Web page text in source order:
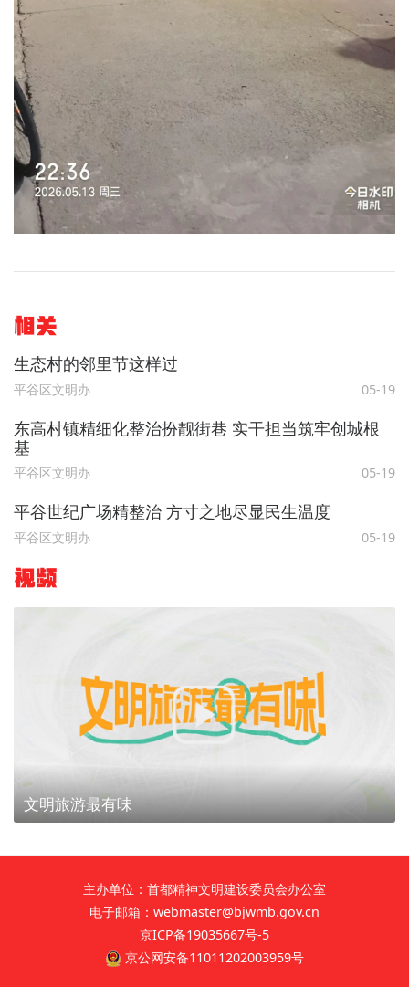
相关
生态村的邻里节这样过
平谷区文明办 05-19
东高村镇精细化整治扮靓街巷 实干担当筑牢创城根
基​
平谷区文明办 05-19
平谷世纪广场精整治 方寸之地尽显民生温度
平谷区文明办 05-19
视频
文明旅游最有味
主办单位：首都精神文明建设委员会办公室
电子邮箱：webmaster@bjwmb.gov.cn
京ICP备19035667号-5
京公网安备11011202003959号